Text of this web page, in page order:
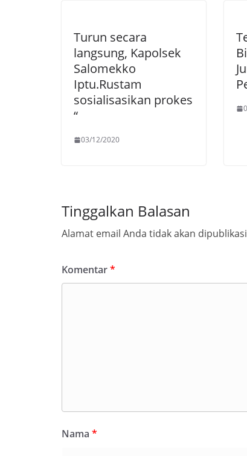
Turun secara
langsung, Kapolsek
Salomekko
Iptu.Rustam
sosialisasikan prokes
“
03/12/2020
Tinggalkan Balasan
Alamat email Anda tidak akan
Komentar*
Nama *